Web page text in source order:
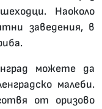
Наоколо
заведения, в
можете да
малеби.
от оризово